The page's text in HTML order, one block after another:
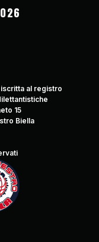
al registro
15
Biella